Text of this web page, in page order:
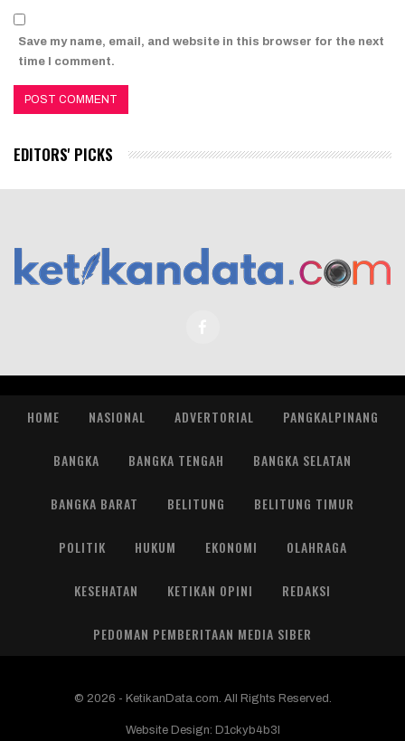
Save my name, email, and website in this browser for the next
time I comment.
EDITORS' PICKS
HOME NASIONAL ADVERTORIAL PANGKALPINANG
BANGKA BANGKA TENGAH BANGKA SELATAN
BANGKA BARAT BELITUNG BELITUNG TIMUR
POLITIK HUKUM EKONOMI OLAHRAGA
KESEHATAN KETIKAN OPINI REDAKSI
PEDOMAN PEMBERITAAN MEDIA SIBER
© 2026 - KetikanData.com. All Rights Reserved.
Website Design: D1ckyb4b3l